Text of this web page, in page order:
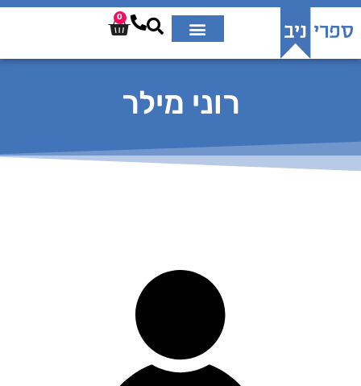
0
רוני מילר